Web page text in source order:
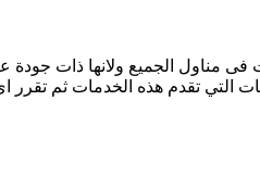
فى مناول الجميع ولانها ذات
التي تقدم هذه الخدمات ثم تقرر